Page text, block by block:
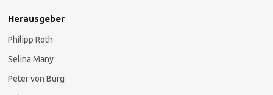
Herausgeber
Philipp Roth
Selina Many
Peter von Burg